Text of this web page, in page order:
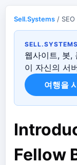
Sell.Systems /
SELL.SYSTEMS
웹사이트, 봇,
이 자신의 서
여행을
Fellow